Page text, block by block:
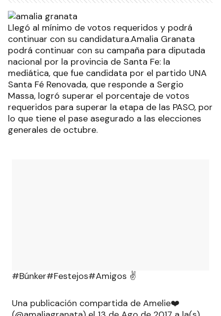
Llegó al mínimo de votos requeridos y podrá
continuar con su candidatura.Amalia Granata
podrá continuar con su campaña para diputada
nacional por la provincia de Santa Fe: la
mediática, que fue candidata por el partido UNA
Santa Fé Renovada, que responde a Sergio
Massa, logró superar el porcentaje de votos
requeridos para superar la etapa de las PASO, por
lo que tiene el pase asegurado a las elecciones
generales de octubre.
#Búnker#Festejos#Amigos ✌
Una publicación compartida de Amelie❤️